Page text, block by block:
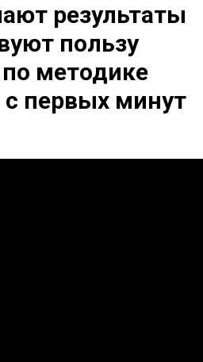
результаты
пользу
методике
первых минут